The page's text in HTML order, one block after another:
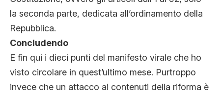
la seconda parte, dedicata all’ordinamento della
Repubblica.
Concludendo
E fin qui i dieci punti del manifesto virale che ho
visto circolare in quest’ultimo mese. Purtroppo
invece che un attacco ai contenuti della riforma è